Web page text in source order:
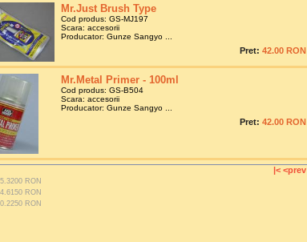
Mr.Just Brush Type
Cod produs: GS-MJ197
Scara: accesorii
Producator: Gunze Sangyo ...
Pret: 42.00 RON
Mr.Metal Primer - 100ml
Cod produs: GS-B504
Scara: accesorii
Producator: Gunze Sangyo ...
Pret: 42.00 RON
|< <prev
RON
RON
RON